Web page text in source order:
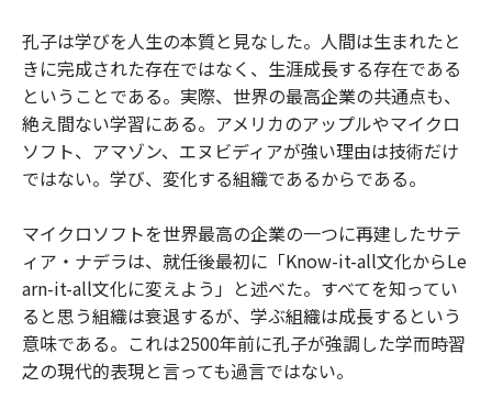
孔子は学びを人生の本質と見なした。人間は生まれたと
きに完成された存在ではなく、生涯成長する存在である
ということである。実際、世界の最高企業の共通点も、
絶え間ない学習にある。アメリカのアップルやマイクロ
ソフト、アマゾン、エヌビディアが強い理由は技術だけ
ではない。学び、変化する組織であるからである。
マイクロソフトを世界最高の企業の一つに再建したサテ
ィア・ナデラは、就任後最初に「Know-it-all文化からLe
arn-it-all文化に変えよう」と述べた。すべてを知ってい
ると思う組織は衰退するが、学ぶ組織は成長するという
意味である。これは2500年前に孔子が強調した学而時習
之の現代的表現と言っても過言ではない。